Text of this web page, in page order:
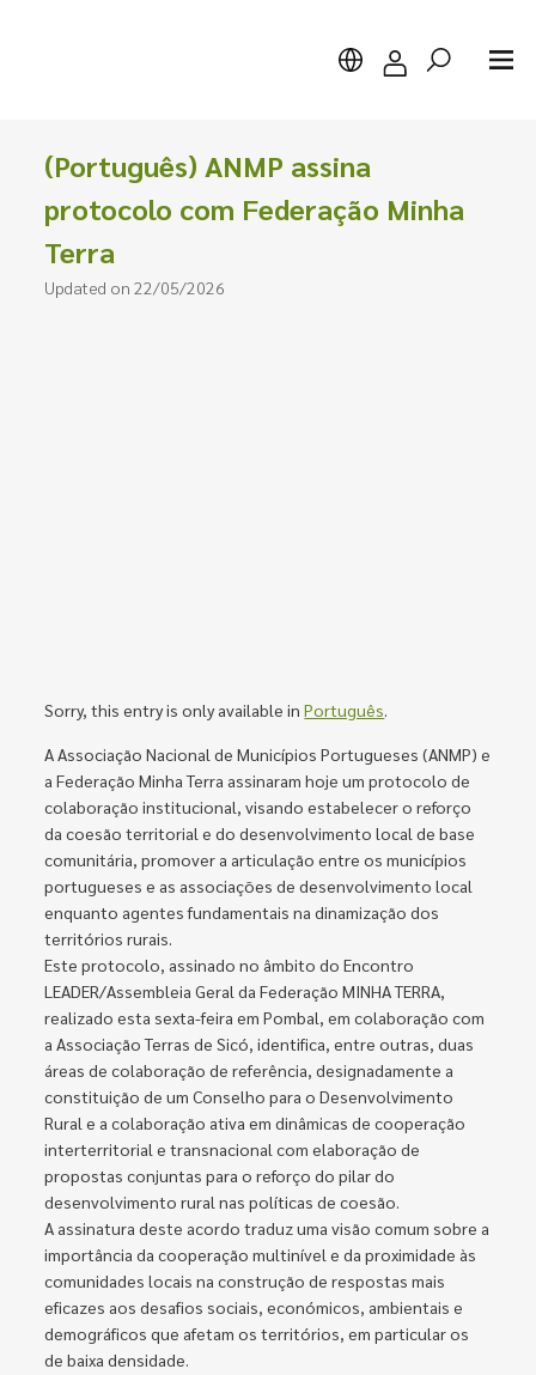
Search
(Português) ANMP assina
protocolo com Federação Minha
Terra
Updated on 22/05/2026
Sorry, this entry is only available inPortuguês.
A Associação Nacional de Municípios Portugueses (ANMP) e
a Federação Minha Terra assinaram hoje um protocolo de
colaboração institucional, visando estabelecer o reforço
da coesão territorial e do desenvolvimento local de base
comunitária, promover a articulação entre os municípios
portugueses e as associações de desenvolvimento local
enquanto agentes fundamentais na dinamização dos
territórios rurais.
Este protocolo, assinado no âmbito do Encontro
LEADER/Assembleia Geral da Federação MINHA TERRA,
realizado esta sexta-feira em Pombal, em colaboração com
a Associação Terras de Sicó, identifica, entre outras, duas
áreas de colaboração de referência, designadamente a
constituição de um Conselho para o Desenvolvimento
Rural e a colaboração ativa em dinâmicas de cooperação
interterritorial e transnacional com elaboração de
propostas conjuntas para o reforço do pilar do
desenvolvimento rural nas políticas de coesão.
A assinatura deste acordo traduz uma visão comum sobre a
importância da cooperação multinível e da proximidade às
comunidades locais na construção de respostas mais
eficazes aos desafios sociais, económicos, ambientais e
demográficos que afetam os territórios, em particular os
de baixa densidade.